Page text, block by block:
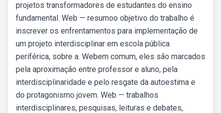
projetos transformadores de estudantes do ensino
fundamental. Web — resumoo objetivo do trabalho é
inscrever os enfrentamentos para implementação de
um projeto interdisciplinar em escola pública
periférica, sobre a. Webem comum, eles são marcados
pela aproximação entre professor e aluno, pela
interdisciplinaridade e pelo resgate da autoestima e
do protagonismo jovem. Web — trabalhos
interdisciplinares, pesquisas, leituras e debates,